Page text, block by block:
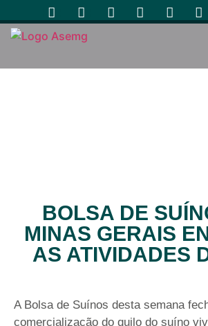
BOLSA DE
MINAS GERAIS
AS ATIVIDADES
A Bolsa de Suínos desta semana
comercialização do quilo do suíno